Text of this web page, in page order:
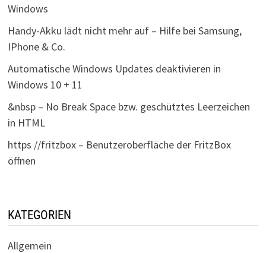
Windows
Handy-Akku lädt nicht mehr auf – Hilfe bei Samsung,
IPhone & Co.
Automatische Windows Updates deaktivieren in
Windows 10 + 11
&nbsp – No Break Space bzw. geschütztes Leerzeichen
in HTML
https //fritzbox – Benutzeroberfläche der FritzBox
öffnen
KATEGORIEN
Allgemein